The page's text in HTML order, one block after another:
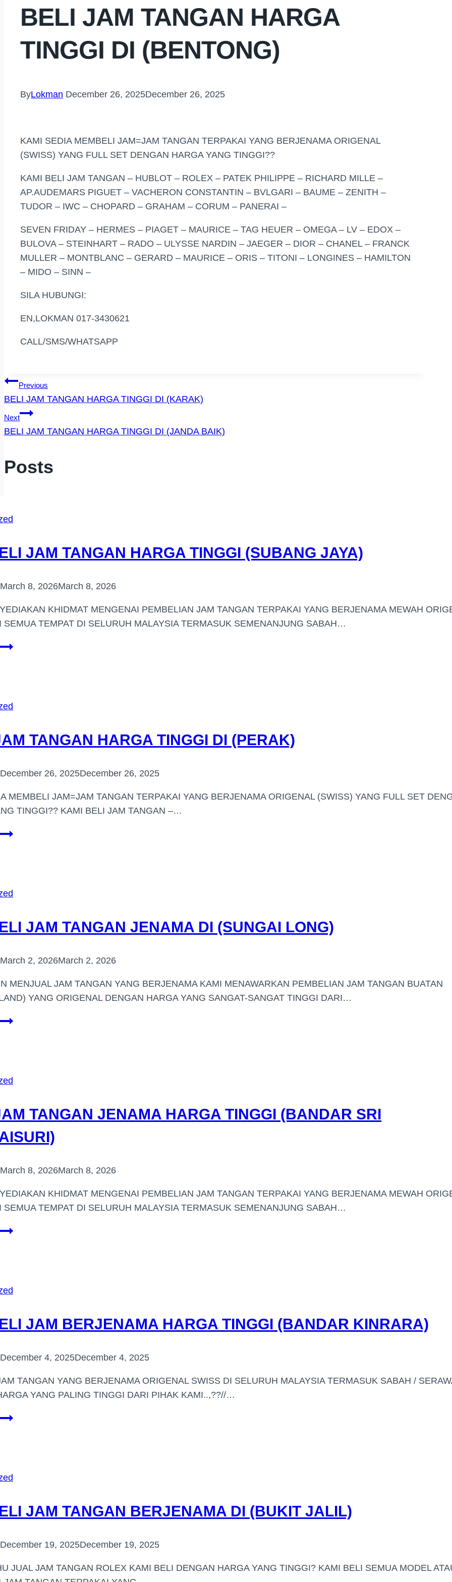
BELI JAM TANGAN HARGA
TINGGI DI (BENTONG)
ByLokman December 26, 2025December 26, 2025
KAMI SEDIA MEMBELI JAM=JAM TANGAN TERPAKAI YANG BERJENAMA ORIGENAL
(SWISS) YANG FULL SET DENGAN HARGA YANG TINGGI??
KAMI BELI JAM TANGAN – HUBLOT – ROLEX – PATEK PHILIPPE – RICHARD MILLE –
AP.AUDEMARS PIGUET – VACHERON CONSTANTIN – BVLGARI – BAUME – ZENITH –
TUDOR – IWC – CHOPARD – GRAHAM – CORUM – PANERAI –
SEVEN FRIDAY – HERMES – PIAGET – MAURICE – TAG HEUER – OMEGA – LV – EDOX –
BULOVA – STEINHART – RADO – ULYSSE NARDIN – JAEGER – DIOR – CHANEL – FRANCK
MULLER – MONTBLANC – GERARD – MAURICE – ORIS – TITONI – LONGINES – HAMILTON
– MIDO – SINN –
SILA HUBUNGI:
EN,LOKMAN 017-3430621
CALL/SMS/WHATSAPP
Post
Navigation
Previous
BELI JAM TANGAN HARGA TINGGI DI (KARAK)
Next
BELI JAM TANGAN HARGA TINGGI DI (JANDA BAIK)
JAM TANGAN HARGA TINGGI (SUBANG JAYA)
March 8, 2026March 8, 2026
KHIDMAT MENGENAI PEMBELIAN JAM TANGAN TERPAKAI YANG BERJENAMA MEWAH
SEMUA TEMPAT DI SELURUH MALAYSIA TERMASUK SEMENANJUNG SABAH…
TANGAN HARGA TINGGI DI (PERAK)
December 26, 2025December 26, 2025
MEMBELI JAM=JAM TANGAN TERPAKAI YANG BERJENAMA ORIGENAL (SWISS) YANG FULL SET
TINGGI?? KAMI BELI JAM TANGAN –…
JAM TANGAN JENAMA DI (SUNGAI LONG)
March 2, 2026March 2, 2026
MENJUAL JAM TANGAN YANG BERJENAMA KAMI MENAWARKAN PEMBELIAN JAM TANGAN BUATAN
YANG ORIGENAL DENGAN HARGA YANG SANGAT-SANGAT TINGGI DARI…
TANGAN JENAMA HARGA TINGGI (BANDAR SRI
March 8, 2026March 8, 2026
KHIDMAT MENGENAI PEMBELIAN JAM TANGAN TERPAKAI YANG BERJENAMA MEWAH
SEMUA TEMPAT DI SELURUH MALAYSIA TERMASUK SEMENANJUNG SABAH…
JAM BERJENAMA HARGA TINGGI (BANDAR KINRARA)
December 4, 2025December 4, 2025
TANGAN YANG BERJENAMA ORIGENAL SWISS DI SELURUH MALAYSIA TERMASUK SABAH /
YANG PALING TINGGI DARI PIHAK KAMI..,??//…
JAM TANGAN BERJENAMA DI (BUKIT JALIL)
December 19, 2025December 19, 2025
JUAL JAM TANGAN ROLEX KAMI BELI DENGAN HARGA YANG TINGGI? KAMI BELI SEMUA MODEL